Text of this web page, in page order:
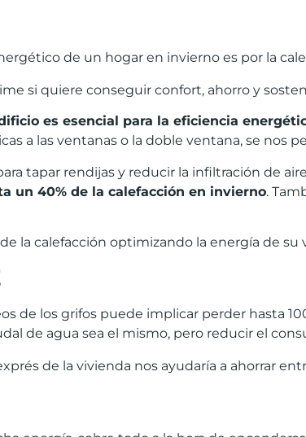
de un hogar en invierno es por la
si quiere conseguir confort, ahorro y
es esencial para la eficiencia energé
a las ventanas o la doble ventana, se nos
tapar rendijas y reducir la infiltración de
un 40% de la calefacción en invierno.
la calefacción optimizando la energía de su
de los grifos puede implicar perder hasta
de agua sea el mismo, pero reducir el
de la vivienda nos ayudaría a ahorrar